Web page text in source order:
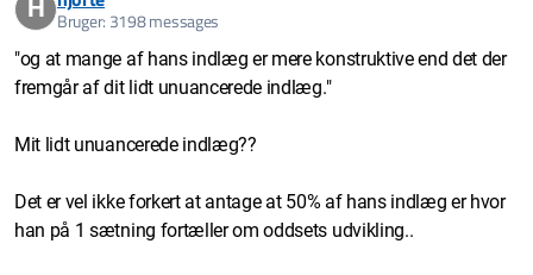
H Bruger: 3198 messages
"og at mange af hans indlæg er mere konstruktive end det der
fremgår af dit lidt unuancerede indlæg."
Mit lidt unuancerede indlæg??
Det er vel ikke forkert at antage at 50% af hans indlæg er hvor
han på 1 sætning fortæller om oddsets udvikling..